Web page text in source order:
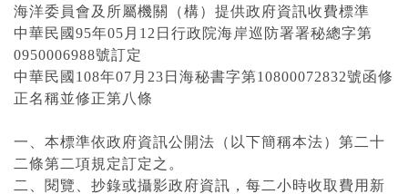
海洋委員會及所屬機關（構）提供政府資訊收費標準
中華民國95年05月12日行政院海岸巡防署署秘總字第
0950006988號訂定
中華民國108年07月23日海秘書字第10800072832號函修
正名稱並修正第八條
一、本標準依政府資訊公開法（以下簡稱本法）第二十
二條第二項規定訂定之。
二、閱覽、抄錄或攝影政府資訊，每二小時收取費用新